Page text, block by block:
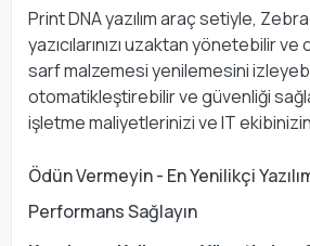
Print DNA yazılım araç setiyle, Zebra
yazıcılarınızı uzaktan yönetebilir
sarf malzemesi yenilemesini
otomatikleştirebilir ve güvenliği
işletme maliyetlerinizi ve IT
Ödün Vermeyin - En Yenilikçi
Performans Sağlayın